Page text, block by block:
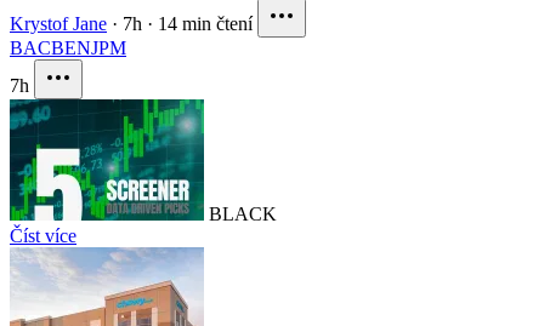
Krystof Jane · 7h · 14 min čtení
BACBENJPM
7h
BLACK
Číst více